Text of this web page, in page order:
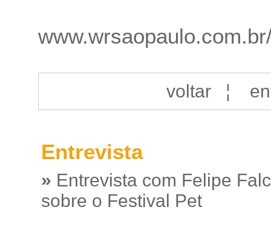
voltar¦
Entrevista
» Entrevista com Felipe
sobre o Festival Pet